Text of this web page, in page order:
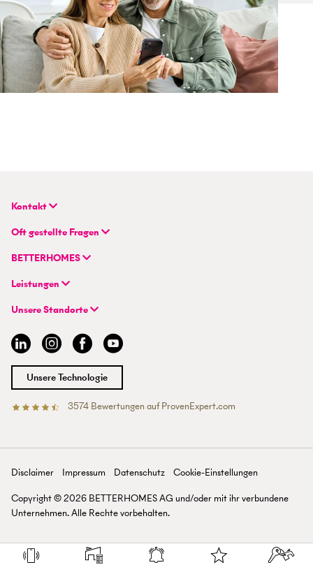
Kontakt
BETTERHOMES (Schweiz) AG
Hauptsitz
Flurstrasse 55
info@betterhomes.ch
Oft gestellte Fragen
FAQ | Immobilienbewertung
FAQ | Immobilienmakler/-in werden
BETTERHOMES
Unternehmen
Hybrides Maklermodell
BETTERHOMES-Erfahrungen
Jobs
Standorte
Presse
Leistungen
Immobilie suchen
Immobilie bewerten
Immobilien-Ratgeber
Immobilienmakler/-in werden
Unsere Standorte
Aargau
Basel
Chur
Lausanne
Luzern
St. Gallen
Zürichsee
Unsere Technologie
3574Bewertungen auf ProvenExpert.com
Disclaimer Impressum Datenschutz
Cookie-Einstellungen
Copyright ©2026 BETTERHOMES AG und/oder mit ihr verbundene
Unternehmen. Alle Rechte vorbehalten.